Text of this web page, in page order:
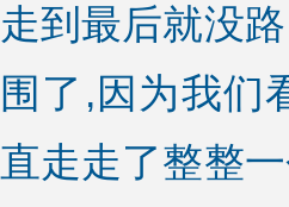
走到最后就没
围了,因为我们
直走走了整整